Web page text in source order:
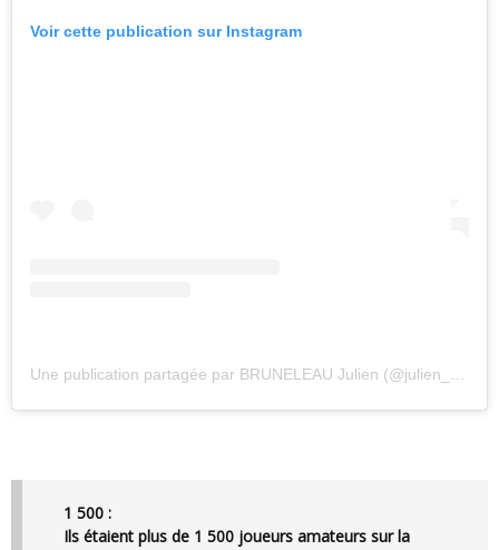
Voir cette publication sur Instagram
Une publication partagée par BRUNELEAU Julien (@julien_bruneleau)
1 500 :
Ils étaient plus de 1 500 joueurs amateurs sur la